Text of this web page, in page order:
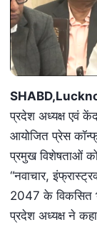
प्रदेश अध्यक्ष एवं
आयोजित प्रेस
प्रमुख विशेषताओं
“नवाचार,
2047 के विकसित
प्रदेश अध्यक्ष ने